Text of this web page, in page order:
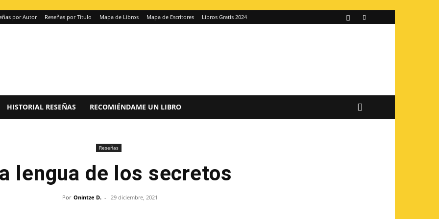
por Autor Reseñas por Título Mapa de Libros Mapa de Escritores Libros Gratis 2024
HISTORIAL RESEÑAS RECOMIÉNDAME UN LIBRO
Reseñas
lengua de los secretos
Por Onintze D. - 29 diciembre, 2021